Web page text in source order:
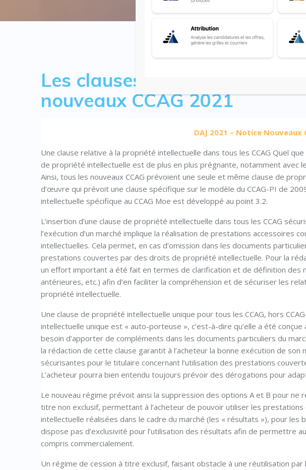
Les clauses de propriété
nouveaux CCAG 2021
DAJ 2021 – Notice Nouveaux
Une clause relative à la propriété intellectuelle dans tous les CCAG Quel
de propriété intellectuelle est de plus en plus prégnante, notamment avec
Ainsi, tous les nouveaux CCAG prévoient une seule et même clause de
d’œuvre qui prévoit une clause spécifique sur le modèle du CCAG-PI de
intellectuelle spécifique au CCAG Moe est développé au point 3.2.
L’insertion d’une clause de propriété intellectuelle dans tous les CCAG
l’exécution d’un marché implique la réalisation de prestations accessoires
intellectuelles. Cela permet, en cas d’omission dans les documents
prestations couvertes par des droits de propriété intellectuelle. Pour la
un effort important a été fait en termes de clarification et de définition des
antérieures, etc.) afin d’en faciliter la compréhension et de sécuriser les
propriété intellectuelle.
Une clause de propriété intellectuelle unique pour tous les CCAG, hors
intellectuelle unique est « auto-porteuse », c’est-à-dire qu’elle a été conçue
besoin d’apporter de compléments dans les documents particuliers du
la rédaction de cette clause garantit à l’acheteur la bonne exécution de
sécurisantes pour le titulaire concernant l’utilisation des prestations
L’acheteur pourra bien entendu toujours prévoir des dérogations pour
Le nouveau régime prévoit ainsi la suppression des options A et B pour ne
titre non exclusif, permettant à l’acheteur de pouvoir utiliser les
intellectuelle réalisées dans le cadre du marché (les « résultats »), pour les
dispose pas d’exclusivité pour l’utilisation des résultats afin de permettre
compris commercialement.
Un régime de cession à titre exclusif, faisant obstacle à une réutilisation